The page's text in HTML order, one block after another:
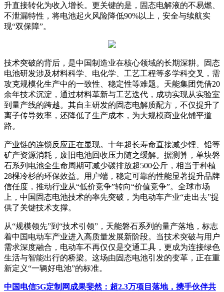
升直接转化为收入增长。更关键的是，固态电解液的不易燃、
不泄漏特性，将电池起火风险降低90%以上，安全与续航实
现“双保障”。
技术突破的背后，是中国制造业在核心领域的长期深耕。固态
电池研发涉及材料科学、电化学、工艺工程等多学科交叉，需
攻克规模化生产中的一致性、稳定性等难题。天能集团凭借20
余年技术沉淀，通过材料革新与工艺迭代，成功实现从实验室
到量产线的跨越。其自主研发的固态电解质配方，不仅提升了
离子传导效率，还降低了生产成本，为大规模商业化铺平道
路。
产业链的连锁反应正在显现。十年超长寿命直接减少锂、铅等
矿产资源消耗，废旧电池回收压力随之缓解。据测算，单块磐
石系列电池全生命周期可减少碳排放超500公斤，相当于种植
28棵冷杉的环保效益。用户端，稳定可靠的性能显著提升品牌
信任度，推动行业从“低价竞争”转向“价值竞争”。全球市场
上，中国固态电池技术的率先突破，为电动车产业“走出去”提
供了关键技术支撑。
从“规模领先”到“技术引领”，天能磐石系列的量产落地，标志
着中国电动车产业进入高质量发展新阶段。当技术突破与用户
需求深度融合，电动车不再仅仅是交通工具，更成为连接绿色
生活与智能出行的桥梁。这场由固态电池引发的变革，正在重
新定义“一辆好电池”的标准。
中国电信5G定制网成果斐然：超2.3万项目落地，携手伙伴共